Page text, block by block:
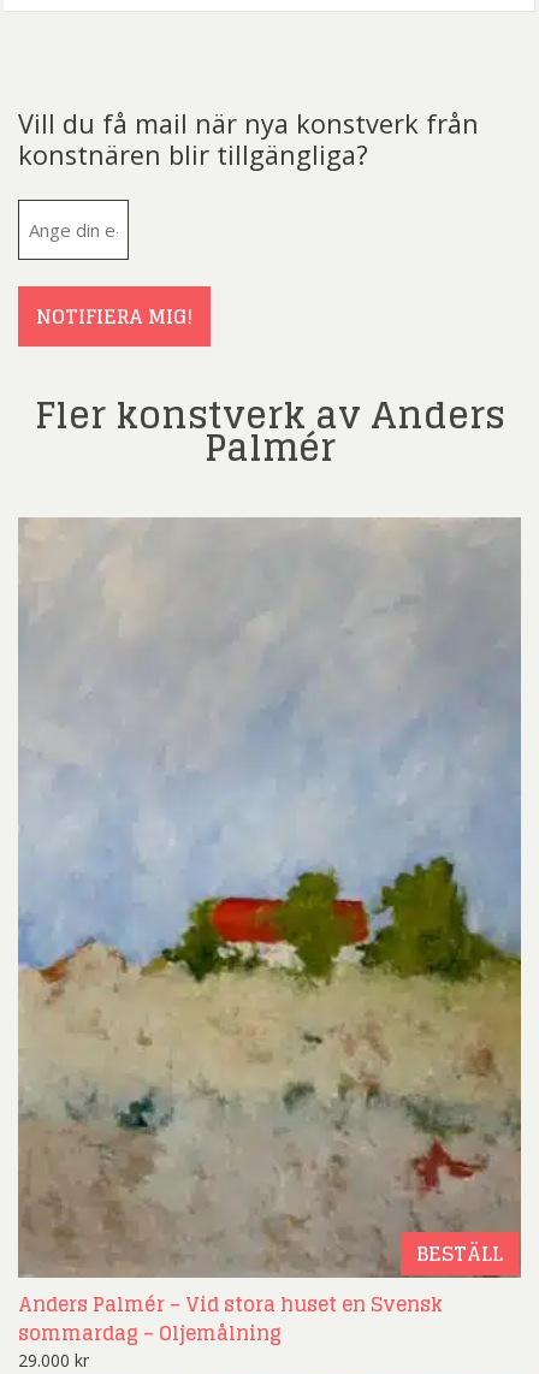
Vill du få mail när nya konstverk från
konstnären blir tillgängliga?
NOTIFIERA MIG!
Fler konstverk av Anders
Palmér
BESTÄLL
Anders Palmér – Vid stora huset en Svensk
sommardag – Oljemålning
29.000 kr